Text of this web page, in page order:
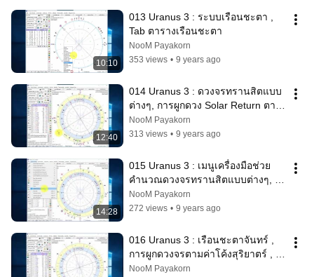
10:10
013 Uranus 3 : ระบบเรือนชะตา ,
Tab ตารางเรือนชะตา
NooM Payakorn
353 views • 9 years ago
12:40
014 Uranus 3 : ดวงจรทรานสิตแบบ
ต่างๆ, การผูกดวง Solar Return ตาม
อายุ
NooM Payakorn
313 views • 9 years ago
14:28
015 Uranus 3 : เมนูเครื่องมือช่วย
คำนวณดวงจรทรานสิตแบบต่างๆ,
เรือนชะตาจันทร์
NooM Payakorn
272 views • 9 years ago
016 Uranus 3 : เรือนชะตาจันทร์ ,
การผูกดวงจรตามค่าโค้งสุริยาตร์ ,
การใช้ข้อมูลดวงล่าสุด
NooM Payakorn